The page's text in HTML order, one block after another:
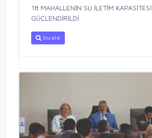
18 MAHALLENİN SU İLETİM KAPASİTESİ
GÜÇLENDİRİLDİ
İncele